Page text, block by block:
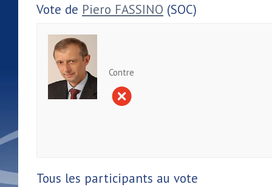
Vote de Piero FASSINO (SOC)
Contre
Tous les participants au vote